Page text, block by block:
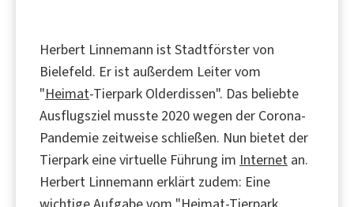
Herbert Linnemann ist Stadtförster von
Bielefeld. Er ist außerdem Leiter vom
"Heimat-Tierpark Olderdissen". Das beliebte
Ausflugsziel musste 2020 wegen der Corona-
Pandemie zeitweise schließen. Nun bietet der
Tierpark eine virtuelle Führung im Internet an.
Herbert Linnemann erklärt zudem: Eine